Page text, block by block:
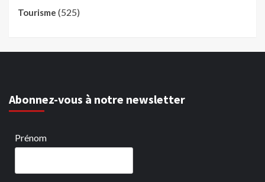
Tourisme (525)
Abonnez-vous à notre newsletter
Prénom